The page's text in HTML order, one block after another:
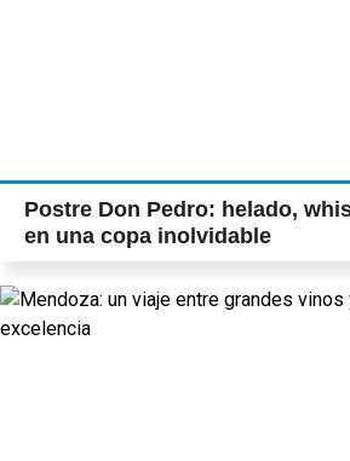
Postre Don Pedro: helado,
en una copa inolvidable